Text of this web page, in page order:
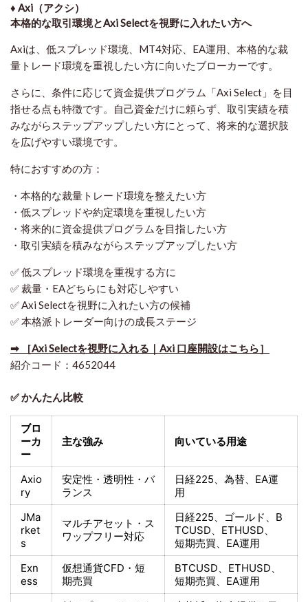
♦️ Axi（アクシ）
本格的な取引環境とAxi Selectを視野に入れたい方へ
Axiは、低スプレッド環境、MT4対応、EA運用、本格的な裁
量トレード環境を重視したい方に向いたブローカーです。
さらに、条件に応じて資金提供プログラム「Axi Select」を目
指せる点も特徴です。自己資金だけに頼らず、取引実績を積
みながらステップアップしたい方にとって、将来的な選択肢
を広げやすい環境です。
特におすすめの方：
・本格的な裁量トレード環境を整えたい方
・低スプレッドや約定環境を重視したい方
・将来的に資金提供プログラムを目指したい方
・取引実績を積みながらステップアップしたい方
✅ 低スプレッド環境を重視する方に
✅ 裁量・EAどちらにも対応しやすい
✅ Axi Selectを視野に入れたい方の候補
✅ 本格派トレーダー向けの成長ステージ
➡ ［Axi Selectを視野に入れる｜Axi 口座開設はこちら］
紹介コード：4652044
✅ かんたん比較
ブロ
ーカ
ー
主な強み 向いている用途
Axio
ry
安定性・透明性・バ
ランス
日経225、為替、EA運
用
JMa
rket
s
マルチアセット・ス
ワップフリー対応
日経225、ゴールド、 B
TCUSD、ETHUSD、
短期売買、EA運用
Exn
ess
仮想通貨CFD・短
期売買
BTCUSD、ETHUSD、
短期売買、EA運用